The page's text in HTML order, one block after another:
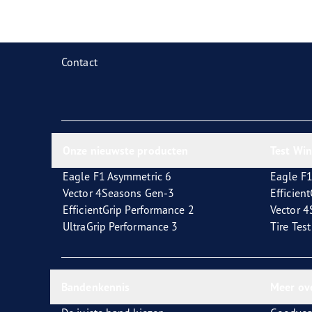
Contact
Eagle F1 Asymmetric 6
Vector 4Seasons Gen-3
EfficientGrip Performance 2
UltraGrip Performance 3
Eagle
Vector
Tire